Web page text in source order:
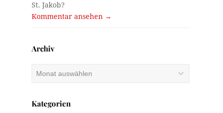
St. Jakob?
Kommentar ansehen →
Archiv
Kategorien